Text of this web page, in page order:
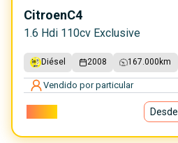
CitroenC4
1.6 Hdi 110cv Exclusive
Diésel 2008 167.000 km
Vendido por particular
Desde